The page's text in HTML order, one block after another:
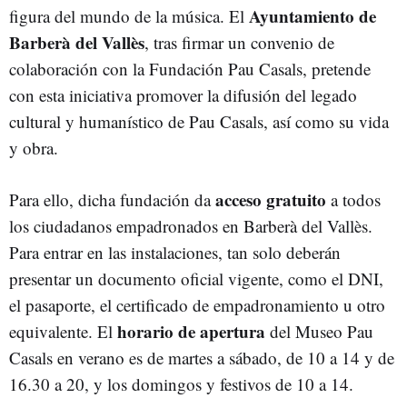
figura del mundo de la música. El Ayuntamiento de
Barberà del Vallès, tras firmar un convenio de
colaboración con la Fundación Pau Casals, pretende
con esta iniciativa promover la difusión del legado
cultural y humanístico de Pau Casals, así como su vida
y obra.
Para ello, dicha fundación daacceso gratuito a todos
los ciudadanos empadronados en Barberà del Vallès.
Para entrar en las instalaciones, tan solo deberán
presentar un documento oficial vigente, como el DNI,
el pasaporte, el certificado de empadronamiento u otro
equivalente. El horario de apertura del Museo Pau
Casals en verano es de martes a sábado, de 10 a 14 y de
16.30 a 20, y los domingos y festivos de 10 a 14.